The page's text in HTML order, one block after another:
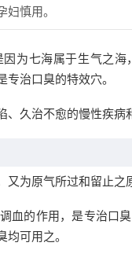
慎用。
为七海属于生气之
治口臭的特效穴。
久治不愈的慢性疾病
为原气所过和留止之
血的作用，是专治口
可用之。